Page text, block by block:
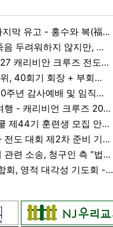
[2026년 8월 1일 토요일 자 뉴욕일보 기사] ==> https://www.bogeu…
사람의 유익 + 믿음의 진보 위해 살아야" [2026년 7월 31일 금요일 자 뉴욕…
자 모집 [2026년 7월 31일 금요일 자 뉴욕일보 기사] ==> https://www.…
절차 공고 --- 8월 28일 등록 마감, 9월 28일 선거 [2026년 7월 29일…
섬기는교회, 설립 20주년 감사예배 및 임직식 --- "이제 더 힘차게 창공을 날자" [2026년 7월 25일 토요일 자 뉴욕일보 기사] ==>…
PMC 온유회 전도여행 - 캐리비언 크루즈 2027 안내 ==> https://www.bogeumnews.com/gnu54/bbs/board.p…
뉴저지실버미션스쿨 제44기 훈련생 모집 안내 ==> https://www.bogeumnews.com/gnu54/bbs/board.php?bo_t…
뉴저지교협, 호산나 전도 대회 제2차 준비 기도회 --- "사람이 아니라 하나님께서 일하신다" [2026년 7월 21일 화요일 자 뉴욕일보 기사…
뉴욕교협 회장 선거 관련 소송, 청구인 측 "법원 조속한 결정과 심리ㅜ 요청" [2026년 7월 18일 토요일 자 뉴욕일보 기사] ==> htt…
뉴저지한인장로연합회, 영적 대각성 기도회 --- "우리의 기준은 하나님 말씀" [2026년 7월 17일 금요일 자 뉴욕일보 기사] ==> htt…